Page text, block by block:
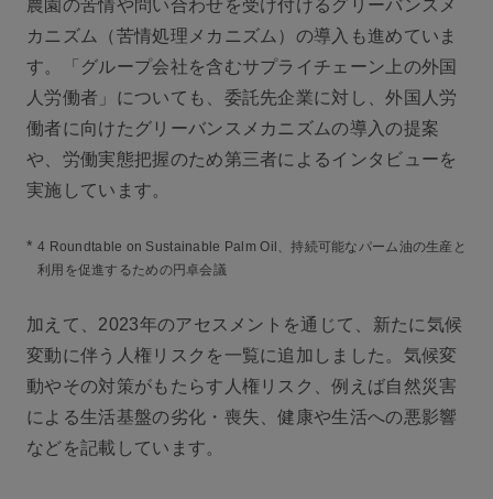
農園の苦情や問い合わせを受け付けるグリーバンスメ
カニズム（苦情処理メカニズム）の導入も進めていま
す。「グループ会社を含むサプライチェーン上の外国
人労働者」についても、委託先企業に対し、外国人労
働者に向けたグリーバンスメカニズムの導入の提案
や、労働実態把握のため第三者によるインタビューを
実施しています。
* 4 Roundtable on Sustainable Palm Oil、持続可能なパーム油の生産と
利用を促進するための円卓会議
加えて、2023年のアセスメントを通じて、新たに気候
変動に伴う人権リスクを一覧に追加しました。気候変
動やその対策がもたらす人権リスク、例えば自然災害
による生活基盤の劣化・喪失、健康や生活への悪影響
などを記載しています。